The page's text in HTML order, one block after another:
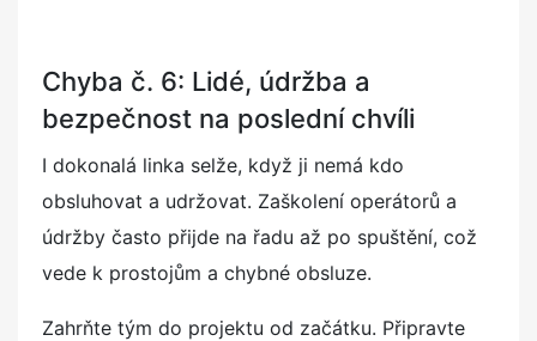
Chyba č. 6: Lidé, údržba a
bezpečnost na poslední chvíli
I dokonalá linka selže, když ji nemá kdo
obsluhovat a udržovat. Zaškolení operátorů a
údržby často přijde na řadu až po spuštění, což
vede k prostojům a chybné obsluze.
Zahrňte tým do projektu od začátku. Připravte